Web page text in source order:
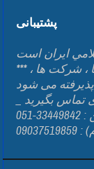
پشتیبانی
ايران است
*** کلیه سفارشات همکاری توسط پیج ها ، شرکت ها ،
051